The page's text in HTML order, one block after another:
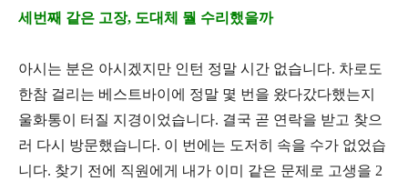
세번째 같은 고장, 도대체 뭘 수리했을까
아시는 분은 아시겠지만 인턴 정말 시간 없습니다. 차로도
한참 걸리는 베스트바이에 정말 몇 번을 왔다갔다했는지
울화통이 터질 지경이었습니다. 결국 곧 연락을 받고 찾으
러 다시 방문했습니다. 이 번에는 도저히 속을 수가 없었습
니다. 찾기 전에 직원에게 내가 이미 같은 문제로 고생을 2